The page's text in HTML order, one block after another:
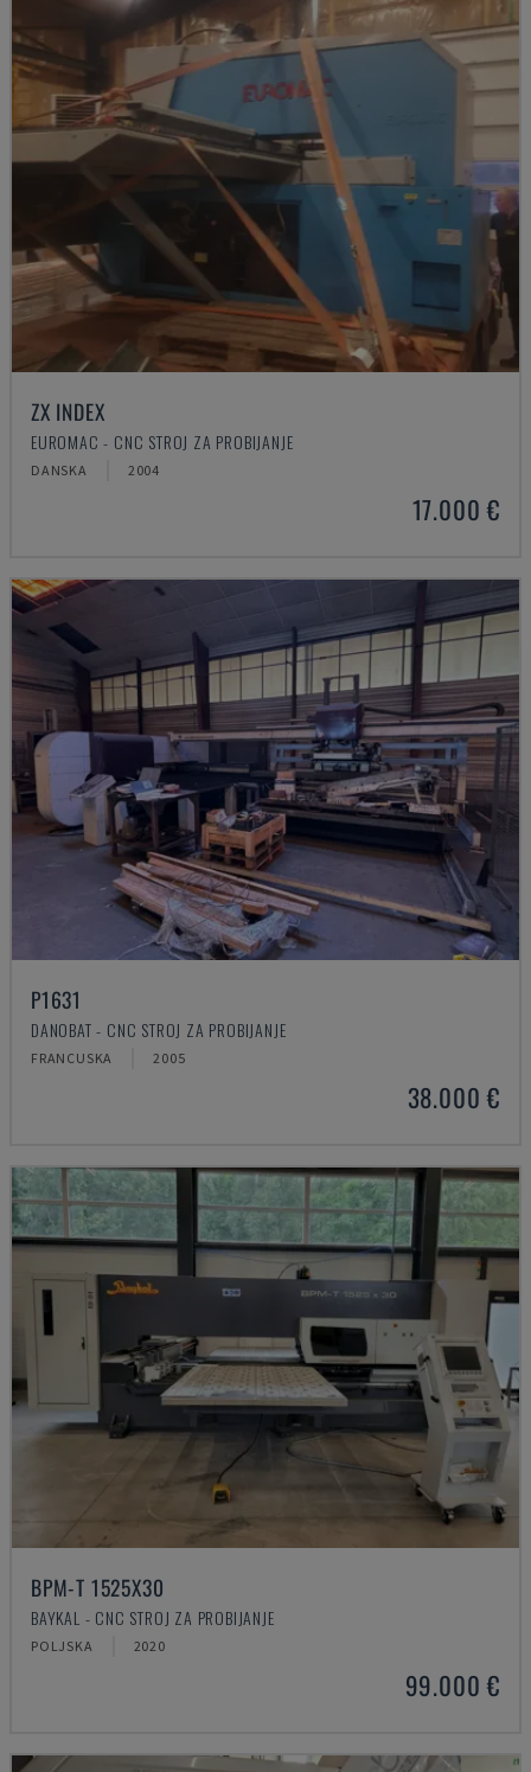
ZX INDEX
EUROMAC - CNC STROJ ZA PROBIJANJE
DANSKA 2004
17.000 €
P1631
DANOBAT - CNC STROJ ZA PROBIJANJE
FRANCUSKA 2005
38.000 €
BPM-T 1525X30
BAYKAL - CNC STROJ ZA PROBIJANJE
POLJSKA 2020
99.000 €